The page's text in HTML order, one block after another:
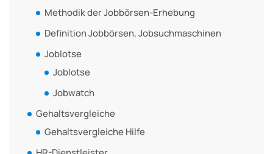
Methodik der Jobbörsen-Erhebung
Definition Jobbörsen, Jobsuchmaschinen
Joblotse
Joblotse
Jobwatch
Gehaltsvergleiche
Gehaltsvergleiche Hilfe